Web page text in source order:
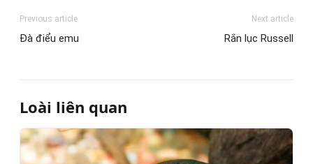
Previous article
Đà điểu emu
Next article
Rắn lục Russell
Loài liên quan